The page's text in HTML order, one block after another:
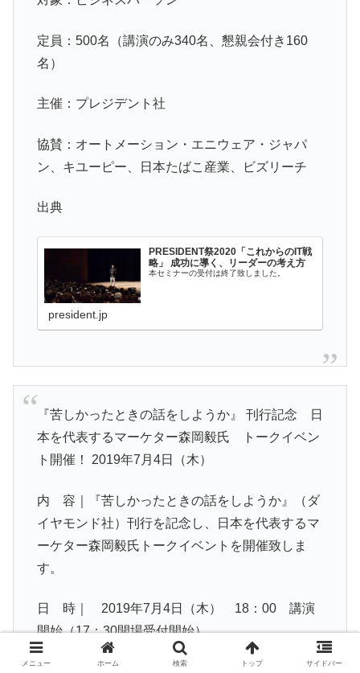
定員：500名（講演のみ340名、懇親会付き160
名）
主催：プレジデント社
協賛：オートメーション・エニウェア・ジャパ
ン、キユーピー、日本たばこ産業、ビズリーチ
出典
PRESIDENT祭2020「これからのIT戦
略」 成功に導く、リーダーの考え方
本セミナーの受付は終了致しました。
president.jp
『苦しかったときの話をしようか』 刊行記念 日
本を代表するマーケター森岡毅氏 トークイベン
ト開催！ 2019年7月4日（木）
内 容｜『苦しかったときの話をしようか』（ダ
イヤモンド社）刊行を記念し、日本を代表するマ
ーケター森岡毅氏トークイベントを開催致しま
す。
日 時｜ 2019年7月4日（木） 18：00 講演
開始（17：30開場受付開始）
メニュー ホーム 検索 トップ サイドバー